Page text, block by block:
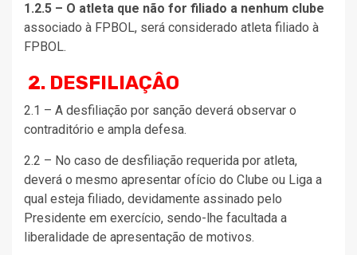
1.2.5 – O atleta que não for filiado a nenhum clube
associado à FPBOL, será considerado atleta filiado à
FPBOL.
2. DESFILIAÇÂO
2.1 – A desfiliação por sanção deverá observar o
contraditório e ampla defesa.
2.2 – No caso de desfiliação requerida por atleta,
deverá o mesmo apresentar ofício do Clube ou Liga a
qual esteja filiado, devidamente assinado pelo
Presidente em exercício, sendo-lhe facultada a
liberalidade de apresentação de motivos.